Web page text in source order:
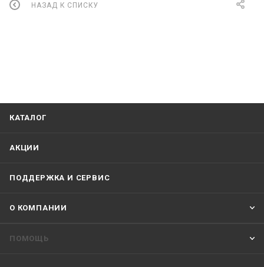
НАЗАД К СПИСКУ
КАТАЛОГ
АКЦИИ
ПОДДЕРЖКА И СЕРВИС
О КОМПАНИИ
ПОМОЩЬ